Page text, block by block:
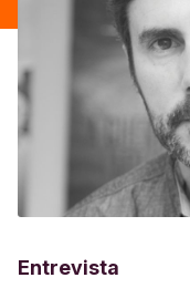
Entrevista